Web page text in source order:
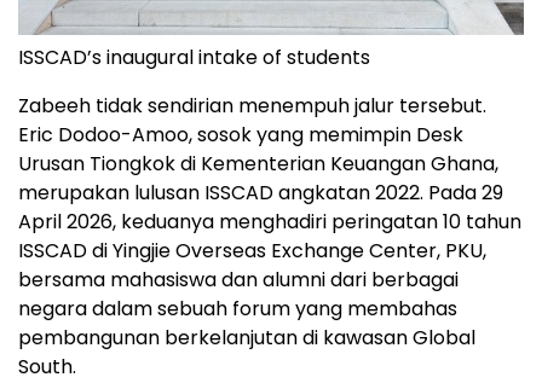
ISSCAD’s inaugural intake of students
Zabeeh tidak sendirian menempuh jalur tersebut.
Eric Dodoo-Amoo, sosok yang memimpin Desk
Urusan Tiongkok di Kementerian Keuangan Ghana,
merupakan lulusan ISSCAD angkatan 2022. Pada 29
April 2026, keduanya menghadiri peringatan 10 tahun
ISSCAD di Yingjie Overseas Exchange Center, PKU,
bersama mahasiswa dan alumni dari berbagai
negara dalam sebuah forum yang membahas
pembangunan berkelanjutan di kawasan Global
South.